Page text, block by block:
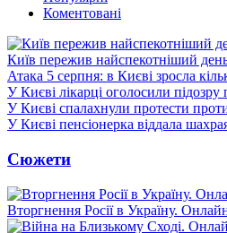
Коментовані
Київ пережив найспекотніший день
Атака 5 серпня: в Києві зросла
У Києві лікарці оголосили
У Києві спалахнули протести
У Києві пенсіонерка віддала
Сюжети
Вторгнення Росії в Україну.